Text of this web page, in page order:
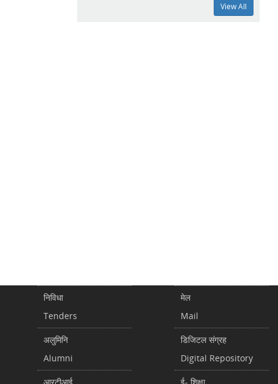
View All
निविधा
Tenders
अलुमिनि
Alumni
मेल
Mail
डिजिटल संग्रह
Digital Repository